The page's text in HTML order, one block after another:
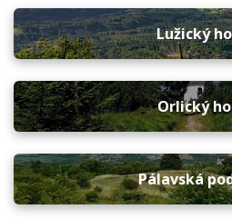
Lužický
Orlický
Pálavská